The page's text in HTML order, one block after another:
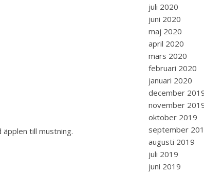
till mustning.
juli 2020
juni 2020
maj 2020
april 2020
mars 2020
februari 2020
januari 2020
december
november
oktober 2019
september
augusti 2019
juli 2019
juni 2019